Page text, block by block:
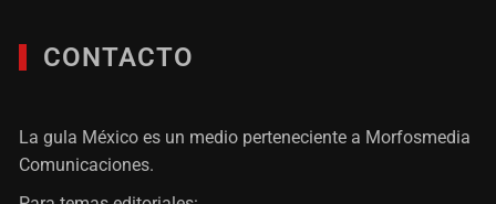
CONTACTO
La gula México es un medio perteneciente a Morfosmedia
Comunicaciones.